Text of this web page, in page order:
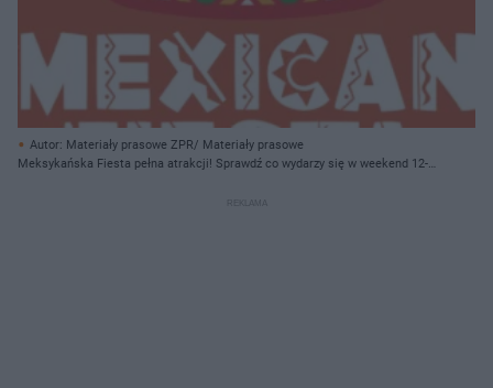
Autor: Materiały prasowe ZPR/ Materiały prasowe
Meksykańska Fiesta pełna atrakcji! Sprawdź co wydarzy się w weekend 12-